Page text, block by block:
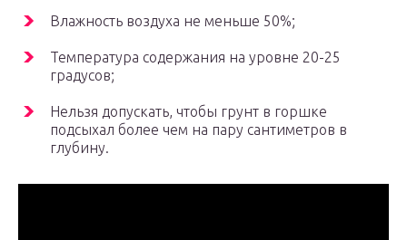
Влажность воздуха не меньше 50%;
Температура содержания на уровне 20-25
градусов;
Нельзя допускать, чтобы грунт в горшке
подсыхал более чем на пару сантиметров в
глубину.